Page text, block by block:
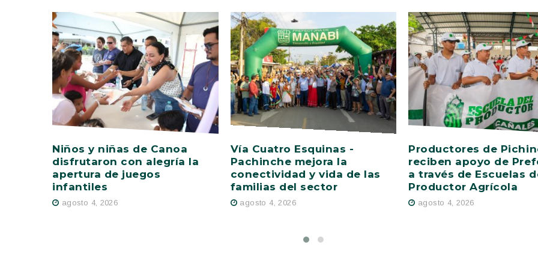
Niños y niñas de Canoa
disfrutaron con alegría la
apertura de juegos
infantiles
agosto 4, 2026
Vía Cuatro Esquinas -
Pachinche mejora la
conectividad y vida de las
familias del sector
agosto 4, 2026
Productores de
reciben apoyo de
a través de Escuelas
Productor Agrícola
agosto 4, 2026